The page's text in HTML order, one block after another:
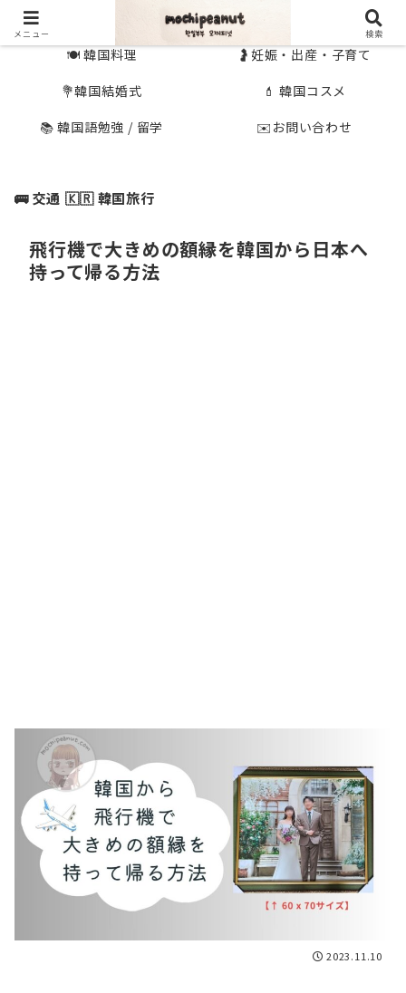
🍽 韓国料理
🤰妊娠・出産・子育て
💐韓国結婚式
💄 韓国コスメ
📚 韓国語勉強 / 留学
✉️お問い合わせ
🚌 交通 🇰🇷 韓国旅行
飛行機で大きめの額縁を韓国から日本へ
持って帰る方法
2023.11.10
メニュー 検索